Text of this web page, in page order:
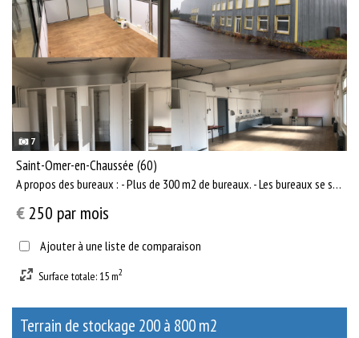
7
Saint-Omer-en-Chaussée (60)
A propos des bureaux : - Plus de 300 m2 de bureaux. - Les bureaux se situent à l’étage. Il y a une quinzain...
€250 par mois
Ajouter à une liste de comparaison
Surface totale: 15 m2
Terrain de stockage 200 à 800 m2